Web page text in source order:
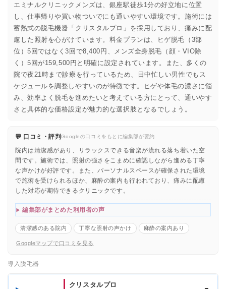
エミナルクリニックメンズは、銀座駅徒歩1分の好立地に位置
し、仕事帰りや買い物ついでにも通いやすい環境です。施術には
蓄熱式の脱毛機器「クリスタルプロ」を採用しており、痛みに配
慮した照射を心がけています。料金プランは、ヒゲ脱毛（3部
位）5回ではなく3回で8,400円、メンズ全身脱毛（顔・VIO除
く）5回が159,500円と明確に設定されています。また、多くの
院で夜21時まで診療を行っているため、日中忙しい男性でもス
ケジュールを調整しやすいのが特徴です。ヒゲや体毛の濃さに悩
み、効率よく脱毛を進めたいと考えている方にとって、通いやす
さと具体的な価格設定が魅力的な選択肢となるでしょう。
💬 口コミ・評判Googleの口コミをもとに編集部が要約
院内は清潔感があり、リラックスできる音楽が流れる落ち着いた空
間です。施術では、照射の強さをこまめに確認しながら進める丁寧
な声かけが好評です。また、パーソナルスペースが確保された環境
で施術を受けられるほか、麻酔の案内も行われており、痛みに配慮
した対応が期待できるクリニックです。
編集部がまとめた利用者の声
清潔感のある院内 丁寧な照射の声かけ 麻酔の案内あり
Googleマップで口コミを見る
導入脱毛器
クリスタルプロ